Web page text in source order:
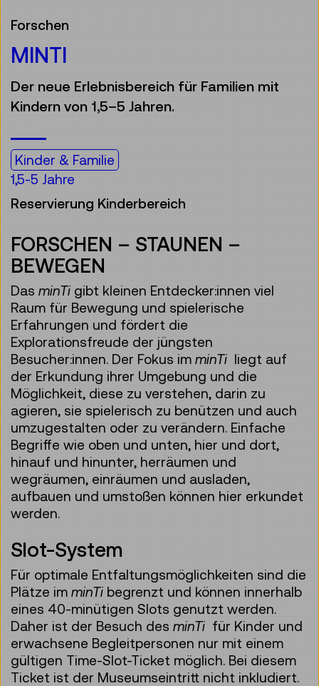
Forschen
MINTI
Der neue Erlebnisbereich für Familien mit
Kindern von 1,5–5 Jahren.
Kinder & Familie
1,5-5 Jahre
Reservierung Kinderbereich
FORSCHEN – STAUNEN –
BEWEGEN
Das minTi gibt kleinen Entdecker:innen viel
Raum für Bewegung und spielerische
Erfahrungen und fördert die
Explorationsfreude der jüngsten
Besucher:innen. Der Fokus im minTi liegt auf
der Erkundung ihrer Umgebung und die
Möglichkeit, diese zu verstehen, darin zu
agieren, sie spielerisch zu benützen und auch
umzugestalten oder zu verändern. Einfache
Begriffe wie oben und unten, hier und dort,
hinauf und hinunter, herräumen und
wegräumen, einräumen und ausladen,
aufbauen und umstoßen können hier erkundet
werden.
Slot-System
Für optimale Entfaltungsmöglichkeiten sind die
Plätze im minTi begrenzt und können innerhalb
eines 40-minütigen Slots genutzt werden.
Daher ist der Besuch des minTi für Kinder und
erwachsene Begleitpersonen nur mit einem
gültigen Time-Slot-Ticket möglich. Bei diesem
Ticket ist der Museumseintritt nicht inkludiert.